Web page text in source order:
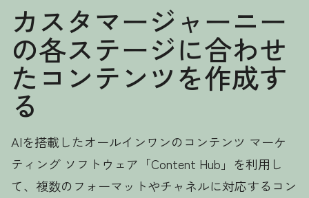
カスタマージャーニー
の各ステージに合わせ
たコンテンツを作成す
る
AIを搭載したオールインワンのコンテンツ マーケ
ティング ソフトウェア「Content Hub」を利用し
て、複数のフォーマットやチャネルに対応するコン